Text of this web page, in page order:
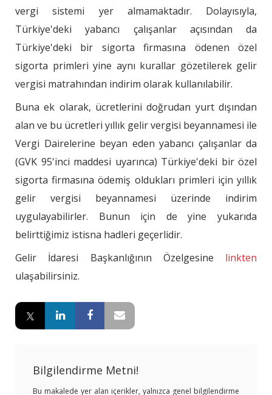
vergi sistemi yer almamaktadır. Dolayısıyla,
Türkiye'deki yabancı çalışanlar açısından da
Türkiye'deki bir sigorta firmasına ödenen özel
sigorta primleri yine aynı kurallar gözetilerek gelir
vergisi matrahından indirim olarak kullanılabilir.
Buna ek olarak, ücretlerini doğrudan yurt dışından
alan ve bu ücretleri yıllık gelir vergisi beyannamesi ile
Vergi Dairelerine beyan eden yabancı çalışanlar da
(GVK 95'inci maddesi uyarınca) Türkiye'deki bir özel
sigorta firmasına ödemiş oldukları primleri için yıllık
gelir vergisi beyannamesi üzerinde indirim
uygulayabilirler. Bunun için de yine yukarıda
belirttiğimiz istisna hadleri geçerlidir.
Gelir İdaresi Başkanlığının Özelgesine linkten
ulaşabilirsiniz.
Bilgilendirme Metni!
Bu makalede yer alan içerikler, yalnızca genel bilgilendirme